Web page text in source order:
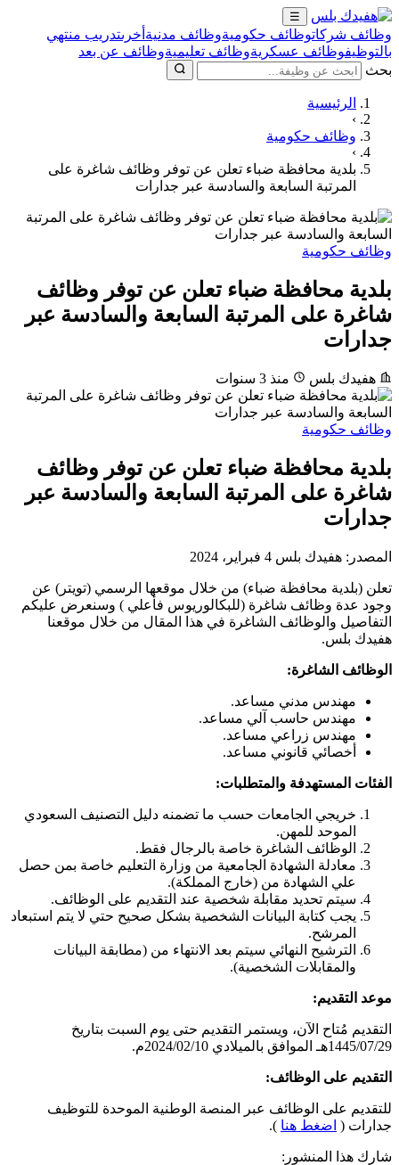
☰
وظائف شركاتوظائف حكوميةوظائف مدنية أخرىتدريب منتهي
بالتوظيفوظائف عسكريةوظائف تعليميةوظائف عن بعد
بحث
الرئيسية
›
وظائف حكومية
›
بلدية محافظة ضباء تعلن عن توفر وظائف شاغرة على
المرتبة السابعة والسادسة عبر جدارات
وظائف حكومية
بلدية محافظة ضباء تعلن عن توفر وظائف
شاغرة على المرتبة السابعة والسادسة عبر
جدارات
هفيدك بلس منذ 3 سنوات
وظائف حكومية
بلدية محافظة ضباء تعلن عن توفر وظائف
شاغرة على المرتبة السابعة والسادسة عبر
جدارات
المصدر: هفيدك بلس 4 فبراير، 2024
تعلن (بلدية محافظة ضباء) من خلال موقعها الرسمي (تويتر) عن
وجود عدة وظائف شاغرة (للبكالوريوس فأعلي ) وسنعرض عليكم
التفاصيل والوظائف الشاغرة في هذا المقال من خلال موقعنا
هفيدك بلس.
الوظائف الشاغرة:
مهندس مدني مساعد.
مهندس حاسب آلي مساعد.
مهندس زراعي مساعد.
أخصائي قانوني مساعد.
الفئات المستهدفة والمتطلبات:
خريجي الجامعات حسب ما تضمنه دليل التصنيف السعودي
الموحد للمهن.
الوظائف الشاغرة خاصة بالرجال فقط.
معادلة الشهادة الجامعية من وزارة التعليم خاصة بمن حصل
علي الشهادة من (خارج المملكة).
سيتم تحديد مقابلة شخصية عند التقديم على الوظائف.
يجب كتابة البيانات الشخصية بشكل صحيح حتي لا يتم استبعاد
المرشح.
الترشيح النهائي سيتم بعد الانتهاء من (مطابقة البيانات
والمقابلات الشخصية).
موعد التقديم:
التقديم مُتاح الآن، ويستمر التقديم حتى يوم السبت بتاريخ
1445/07/29هـ الموافق بالميلادي 2024/02/10م.
التقديم على الوظائف:
للتقديم على الوظائف عبر المنصة الوطنية الموحدة للتوظيف
جدارات ( اضغط هنا ).
شارك هذا المنشور: